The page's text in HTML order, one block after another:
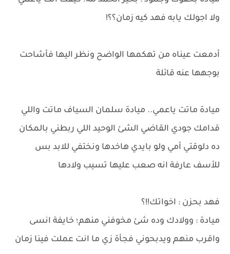
ولا اجولك يابه فهد كيه زمان؟؟!
أدمعت عيناه من تهكمها الواضح ونظر اليها فأشاحت
بوجهها عنه قائلة
ميادة ماتت ياعمي.. ميادة سلمان السياف ماتت واللي
قدامك جودي القاضي الشئ الوحيد اللي ربطني بالمكان
ده دلوقتي أمي ولو بايدي هاخدها ونختفي للابد بس
للأسف عارفة انه صعب عليها تسيب ولادها
فهد بحزن : اخواتك!!؟
ميادة : وولادك وده شئ مخوفني منهم؛ خايفة انسى
واقرب منهم ويدبحوني فجأة زي ما انت عملت فينا زمان